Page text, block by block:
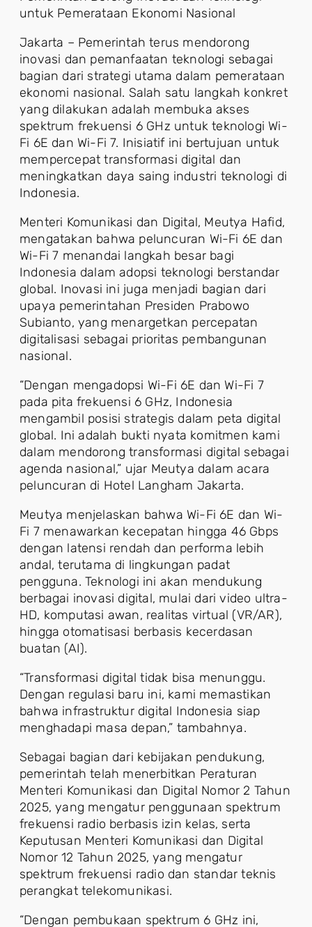
untuk Pemerataan Ekonomi Nasional
Jakarta – Pemerintah terus mendorong
inovasi dan pemanfaatan teknologi sebagai
bagian dari strategi utama dalam pemerataan
ekonomi nasional. Salah satu langkah konkret
yang dilakukan adalah membuka akses
spektrum frekuensi 6 GHz untuk teknologi Wi-
Fi 6E dan Wi-Fi 7. Inisiatif ini bertujuan untuk
mempercepat transformasi digital dan
meningkatkan daya saing industri teknologi di
Indonesia.
Menteri Komunikasi dan Digital, Meutya Hafid,
mengatakan bahwa peluncuran Wi-Fi 6E dan
Wi-Fi 7 menandai langkah besar bagi
Indonesia dalam adopsi teknologi berstandar
global. Inovasi ini juga menjadi bagian dari
upaya pemerintahan Presiden Prabowo
Subianto, yang menargetkan percepatan
digitalisasi sebagai prioritas pembangunan
nasional.
“Dengan mengadopsi Wi-Fi 6E dan Wi-Fi 7
pada pita frekuensi 6 GHz, Indonesia
mengambil posisi strategis dalam peta digital
global. Ini adalah bukti nyata komitmen kami
dalam mendorong transformasi digital sebagai
agenda nasional,” ujar Meutya dalam acara
peluncuran di Hotel Langham Jakarta.
Meutya menjelaskan bahwa Wi-Fi 6E dan Wi-
Fi 7 menawarkan kecepatan hingga 46 Gbps
dengan latensi rendah dan performa lebih
andal, terutama di lingkungan padat
pengguna. Teknologi ini akan mendukung
berbagai inovasi digital, mulai dari video ultra-
HD, komputasi awan, realitas virtual (VR/AR),
hingga otomatisasi berbasis kecerdasan
buatan (AI).
“Transformasi digital tidak bisa menunggu.
Dengan regulasi baru ini, kami memastikan
bahwa infrastruktur digital Indonesia siap
menghadapi masa depan,” tambahnya.
Sebagai bagian dari kebijakan pendukung,
pemerintah telah menerbitkan Peraturan
Menteri Komunikasi dan Digital Nomor 2 Tahun
2025, yang mengatur penggunaan spektrum
frekuensi radio berbasis izin kelas, serta
Keputusan Menteri Komunikasi dan Digital
Nomor 12 Tahun 2025, yang mengatur
spektrum frekuensi radio dan standar teknis
perangkat telekomunikasi.
“Dengan pembukaan spektrum 6 GHz ini,